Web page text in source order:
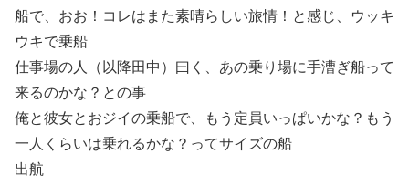
船で、おお！コレはまた素晴らしい旅情！と感じ、ウッキ
ウキで乗船
仕事場の人（以降田中）曰く、あの乗り場に手漕ぎ船って
来るのかな？との事
俺と彼女とおジイの乗船で、もう定員いっぱいかな？もう
一人くらいは乗れるかな？ってサイズの船
出航